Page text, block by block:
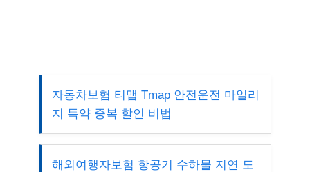
자동차보험 티맵 Tmap 안전운전 마일리
지 특약 중복 할인 비법
해외여행자보험 항공기 수하물 지연 도